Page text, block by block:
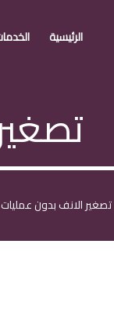
الرئيسية
تصغير الانف بدون